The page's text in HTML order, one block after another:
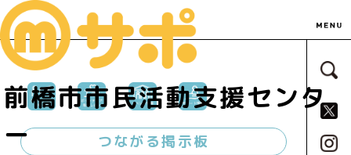
前橋市市民活動支援センタ
ー
サ
つながる掲示板